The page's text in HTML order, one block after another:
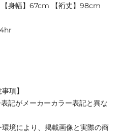
身幅】67cm 【裄丈】98cm
項】
記がメーカーカラー表記と異な
境により、掲載画像と実際の商